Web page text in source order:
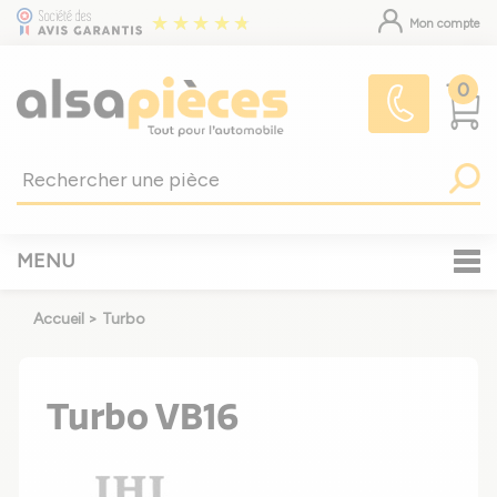
Mon compte
0
MENU
Accueil > Turbo
Turbo VB16